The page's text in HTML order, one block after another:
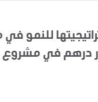
للنمو في